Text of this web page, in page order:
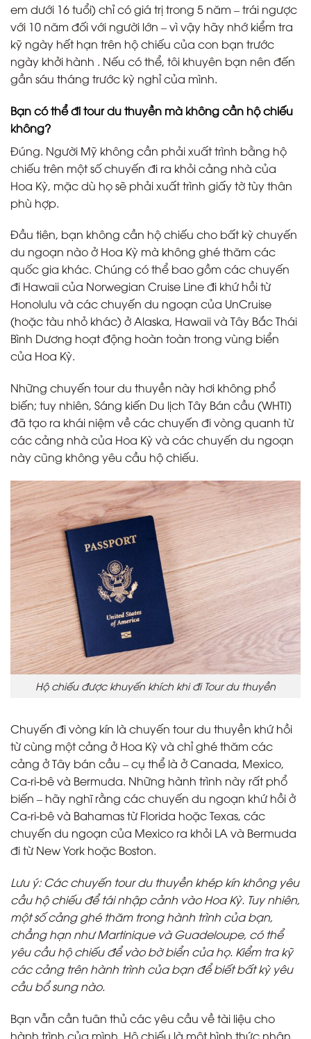
em dưới 16 tuổi) chỉ có giá trị trong 5 năm – trái ngược
với 10 năm đối với người lớn – vì vậy hãy nhớ kiểm tra
kỹ ngày hết hạn trên hộ chiếu của con bạn trước
ngày khởi hành . Nếu có thể, tôi khuyên bạn nên đến
gần sáu tháng trước kỳ nghỉ của mình.
Bạn có thể đi tour du thuyền mà không cần hộ chiếu
không?
Đúng. Người Mỹ không cần phải xuất trình bằng hộ
chiếu trên một số chuyến đi ra khỏi cảng nhà của
Hoa Kỳ, mặc dù họ sẽ phải xuất trình giấy tờ tùy thân
phù hợp.
Đầu tiên, bạn không cần hộ chiếu cho bất kỳ chuyến
du ngoạn nào ở Hoa Kỳ mà không ghé thăm các
quốc gia khác. Chúng có thể bao gồm các chuyến
đi Hawaii của Norwegian Cruise Line đi khứ hồi từ
Honolulu và các chuyến du ngoạn của UnCruise
(hoặc tàu nhỏ khác) ở Alaska, Hawaii và Tây Bắc Thái
Bình Dương hoạt động hoàn toàn trong vùng biển
của Hoa Kỳ.
Những chuyến tour du thuyền này hơi không phổ
biến; tuy nhiên, Sáng kiến Du lịch Tây Bán cầu (WHTI)
đã tạo ra khái niệm về các chuyến đi vòng quanh từ
các cảng nhà của Hoa Kỳ và các chuyến du ngoạn
này cũng không yêu cầu hộ chiếu.
Hộ chiếu được khuyến khích khi đi Tour du thuyền
Chuyến đi vòng kín là chuyến tour du thuyền khứ hồi
từ cùng một cảng ở Hoa Kỳ và chỉ ghé thăm các
cảng ở Tây bán cầu – cụ thể là ở Canada, Mexico,
Ca-ri-bê và Bermuda. Những hành trình này rất phổ
biến – hãy nghĩ rằng các chuyến du ngoạn khứ hồi ở
Ca-ri-bê và Bahamas từ Florida hoặc Texas, các
chuyến du ngoạn của Mexico ra khỏi LA và Bermuda
đi từ New York hoặc Boston.
Lưu ý: Các chuyến tour du thuyền khép kín không yêu
cầu hộ chiếu để tái nhập cảnh vào Hoa Kỳ. Tuy nhiên,
một số cảng ghé thăm trong hành trình của bạn,
chẳng hạn như Martinique và Guadeloupe, có thể
yêu cầu hộ chiếu để vào bờ biển của họ. Kiểm tra kỹ
các cảng trên hành trình của bạn để biết bất kỳ yêu
cầu bổ sung nào.
Bạn vẫn cần tuân thủ các yêu cầu về tài liệu cho
hành trình của mình. Hộ chiếu là một hình thức nhận